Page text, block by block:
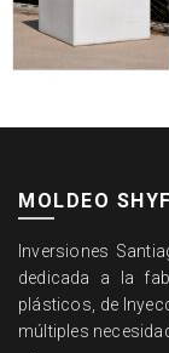
MOLDEO SHYF
Inversiones
dedicada a la
plásticos, de
múltiples